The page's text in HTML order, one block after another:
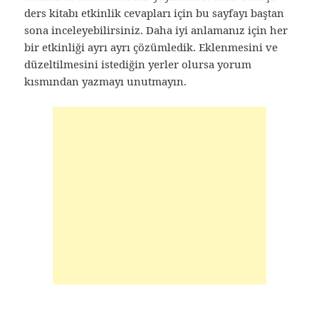
ders kitabı etkinlik cevapları için bu sayfayı baştan
sona inceleyebilirsiniz. Daha iyi anlamanız için her
bir etkinliği ayrı ayrı çözümledik. Eklenmesini ve
düzeltilmesini istediğin yerler olursa yorum
kısmından yazmayı unutmayın.